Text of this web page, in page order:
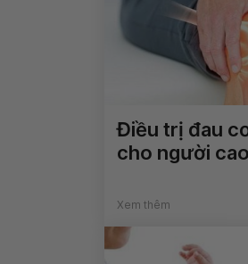
Điều trị đau
cho người cao
Xem thêm